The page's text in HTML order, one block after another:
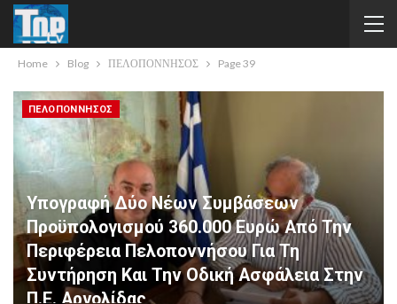
Home Blog ΠΕΛΟΠΟΝΝΗΣΟΣ Page 39
ΠΕΛΟΠΟΝΝΗΣΟΣ
Υπογραφή Δύο Νέων Συμβάσεων
Προϋπολογισμού 360.000 Ευρώ Από Την
Περιφέρεια Πελοποννήσου Για Τη
Συντήρηση Και Την Οδική Ασφάλεια Στην
Π.Ε. Αργολίδας